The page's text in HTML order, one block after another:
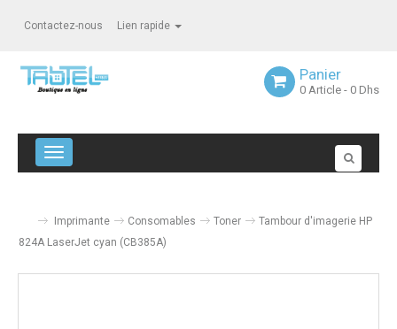
Contactez-nous Lien rapide
Panier
0 Article - 0 Dhs
Navigation bascule
Imprimante Consomables Toner
Tambour d'imagerie HP
824A LaserJet cyan (CB385A)